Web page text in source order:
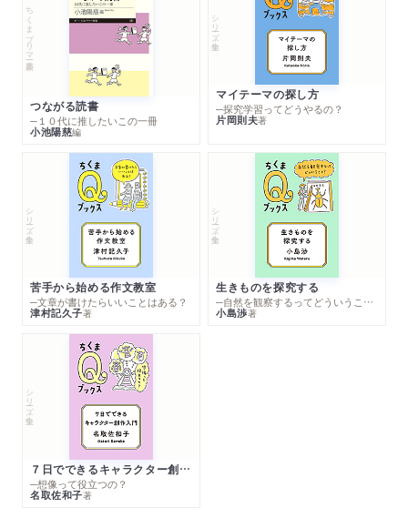
ちくまプリマー新書
つながる読書
─１０代に推したいこの一冊
小池陽慈編
シリーズ・全集
マイテーマの探し方
─探究学習ってどうやるの？
片岡則夫著
シリーズ・全集
苦手から始める作文教室
─文章が書けたらいいことはある？
津村記久子著
シリーズ・全集
生きものを探究する
─自然を観察するってどういうこと？
小島渉著
シリーズ・全集
７日でできるキャラクター創作入門
─想像って役立つの？
名取佐和子著